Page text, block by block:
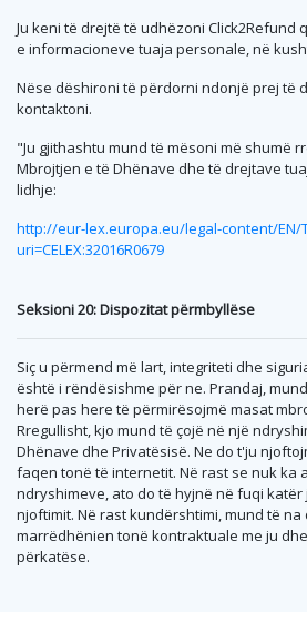
Ju keni të drejtë të udhëzoni Click2Refund
e informacioneve tuaja personale, në
Nëse dëshironi të përdorni ndonjë prej të
kontaktoni.
"Ju gjithashtu mund të mësoni më shumë
Mbrojtjen e të Dhënave dhe të drejtave
lidhje:
http://eur-lex.europa.eu/legal-content/EN/
uri=CELEX:32016R0679
Seksioni 20: Dispozitat përmbyllëse
Siç u përmend më lart, integriteti dhe
është i rëndësishme për ne. Prandaj,
herë pas here të përmirësojmë masat
Rregullisht, kjo mund të çojë në një
Dhënave dhe Privatësisë. Ne do t'ju
faqen tonë të internetit. Në rast se nuk ka
ndryshimeve, ato do të hyjnë në fuqi
njoftimit. Në rast kundërshtimi, mund të
marrëdhënien tonë kontraktuale me ju
përkatëse.